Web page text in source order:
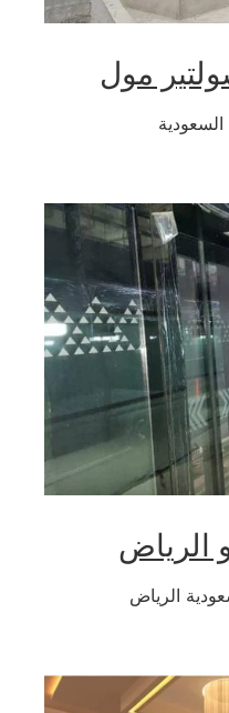
مول
السعودية
الرياض
الرياض